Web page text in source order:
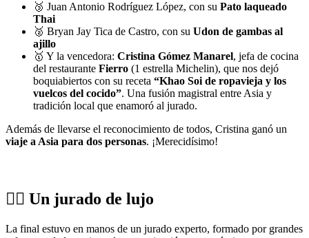
🥉 Juan Antonio Rodríguez López, con su Pato laqueado
Thai
🥈 Bryan Jay Tica de Castro, con su Udon de gambas al
ajillo
🥇 Y la vencedora: Cristina Gómez Manarel, jefa de cocina
del restaurante Fierro (1 estrella Michelin), que nos dejó
boquiabiertos con su receta “Khao Soi de ropavieja y los
vuelcos del cocido”. Una fusión magistral entre Asia y
tradición local que enamoró al jurado.
Además de llevarse el reconocimiento de todos, Cristina ganó un
viaje a Asia para dos personas. ¡Merecidísimo!
👨‍⚖️ Un jurado de lujo
La final estuvo en manos de un jurado experto, formado por grandes